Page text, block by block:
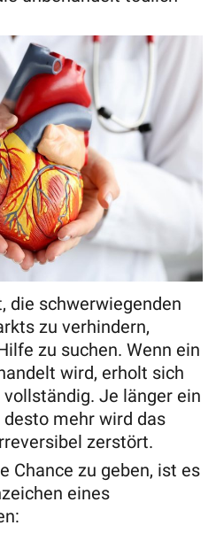
die schwerwiegenden
zu verhindern,
zu suchen. Wenn ein
wird, erholt sich
Je länger ein
mehr wird das
zerstört.
Chance zu geben, ist es
eines